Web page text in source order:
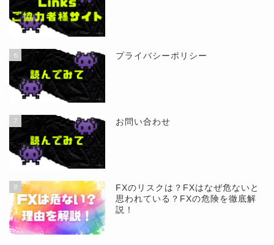
6 プライバシーポリシー
7 お問い合わせ
8
FXのリスクは？FXはなぜ危ないと
思われている？FXの危険を徹底解
説！